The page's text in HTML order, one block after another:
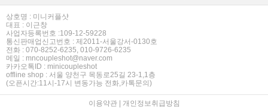
상호명 : 미니커플샷
대표 : 이근창
사업자등록번호 :109-12-59228
통신판매업신고번호 : 제2011-서울강서-0130호
전화 : 070-8252-6235, 010-9726-6235
메일 : mncoupleshot@naver.com
카카오톡ID : minicoupleshot
offline shop : 서울 양천구 목동로25길 23-1,1층
(오픈시간:11시-17시 변동가능 전화,카톡문의)
이용약관| 개인정보취급방침